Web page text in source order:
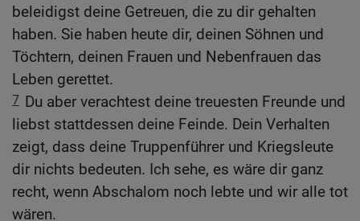
beleidigst deine Getreuen, die zu dir gehalten
haben. Sie haben heute dir, deinen Söhnen und
Töchtern, deinen Frauen und Nebenfrauen das
Leben gerettet.
7 Du aber verachtest deine treuesten Freunde und
liebst stattdessen deine Feinde. Dein Verhalten
zeigt, dass deine Truppenführer und Kriegsleute
dir nichts bedeuten. Ich sehe, es wäre dir ganz
recht, wenn Abschalom noch lebte und wir alle tot
wären.